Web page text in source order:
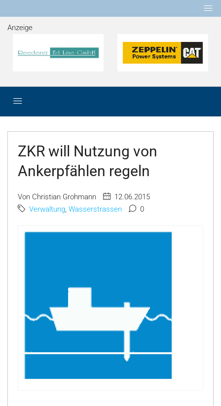
Anzeige
ZKR will Nutzung von
Ankerpfählen regeln
Von Christian Grohmann
12.06.2015
Verwaltung, Wasserstrassen 0